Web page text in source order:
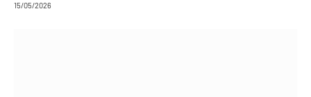
15/05/2026